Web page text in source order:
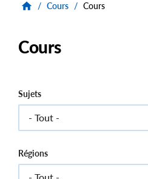
/ Cours / Cours
Cours
Sujets
Régions